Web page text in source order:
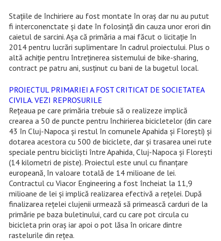
Stațiile de închiriere au fost montate în oraș dar nu au putut
fi interconenctate și date în folosință din cauza unor erori din
caietul de sarcini. Așa că primăria a mai făcut o licitație în
2014 pentru lucrări suplimentare în cadrul proiectului. Plus o
altă achiție pentru întreținerea sistemului de bike-sharing,
contract pe patru ani, susținut cu bani de la bugetul local.
PROIECTUL PRIMARIEI A FOST CRITICAT DE SOCIETATEA
CIVILA. VEZI REPROSURILE
Reţeaua pe care primăria trebuie să o realizeze implică
crearea a 50 de puncte pentru închirierea bicicletelor (din care
43 în Cluj-Napoca şi restul în comunele Apahida şi Floreşti) şi
dotarea acestora cu 500 de biciclete, dar şi trasarea unei rute
speciale pentru biciclişti între Apahida, Cluj-Napoca şi Floreşti
(14 kilometri de piste). Proiectul este unul cu finanţare
europeană, în valoare totală de 14 milioane de lei.
Contractul cu Viacor Engineering a fost încheiat la 11,9
milioane de lei şi implică realizarea efectivă a reţelei. După
finalizarea rețelei clujenii urmează să primească carduri de la
primărie pe baza buletinului, card cu care pot circula cu
bicicleta prin oraș iar apoi o pot lăsa în oricare dintre
rastelurile din rețea.